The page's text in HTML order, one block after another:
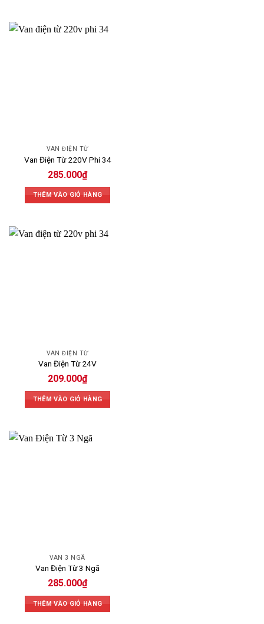
VAN ĐIỆN TỪ
Van Điện Từ 220V Phi 34
285.000₫
THÊM VÀO GIỎ HÀNG
VAN ĐIỆN TỪ
Van Điện Từ 24V
209.000₫
THÊM VÀO GIỎ HÀNG
VAN 3 NGÃ
Van Điện Từ 3 Ngã
285.000₫
THÊM VÀO GIỎ HÀNG